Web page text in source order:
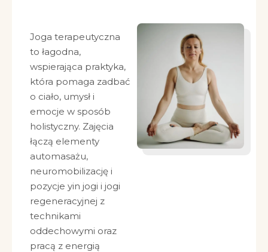
Joga terapeutyczna
to łagodna,
wspierająca praktyka,
która pomaga zadbać
o ciało, umysł i
emocje w sposób
holistyczny. Zajęcia
łączą elementy
automasażu,
neuromobilizację i
pozycje yin jogi i jogi
regeneracyjnej z
technikami
oddechowymi oraz
pracą z energią